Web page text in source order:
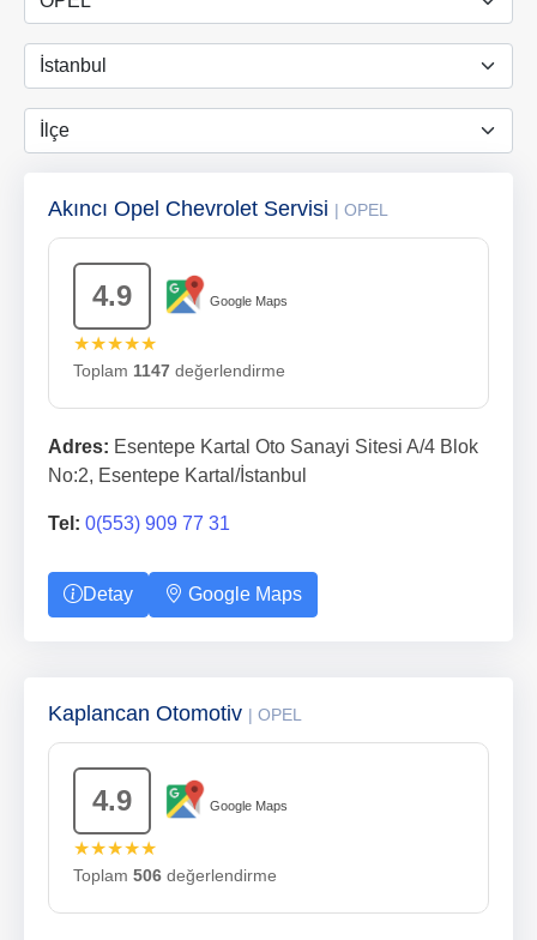
Akıncı Opel Chevrolet Servisi | OPEL
4.9 Google Maps
★★★★★
Toplam 1147 değerlendirme
Adres: Esentepe Kartal Oto Sanayi Sitesi A/4 Blok
No:2, Esentepe Kartal/İstanbul
Tel: 0(553) 909 77 31
Detay Google Maps
Kaplancan Otomotiv | OPEL
4.9 Google Maps
★★★★★
Toplam 506 değerlendirme